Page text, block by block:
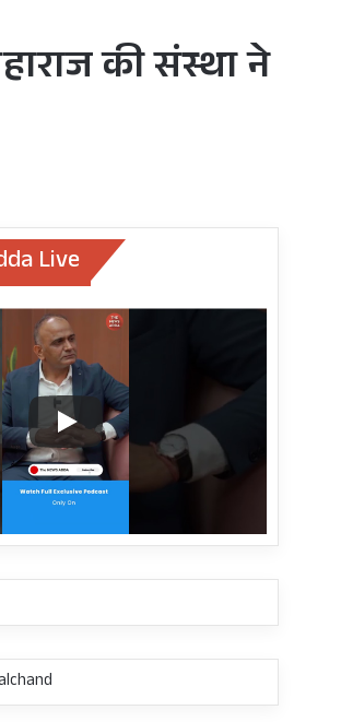
की संस्था ने
Live